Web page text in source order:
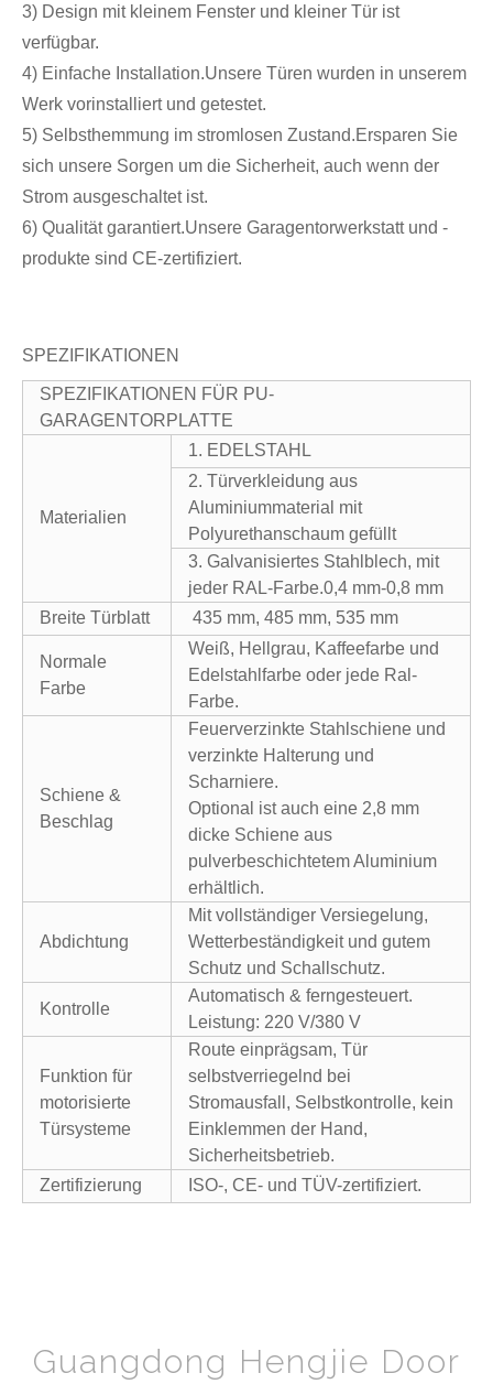
3) Design mit kleinem Fenster und kleiner Tür ist
verfügbar.
4) Einfache Installation.Unsere Türen wurden in unserem
Werk vorinstalliert und getestet.
5) Selbsthemmung im stromlosen Zustand.Ersparen Sie
sich unsere Sorgen um die Sicherheit, auch wenn der
Strom ausgeschaltet ist.
6) Qualität garantiert.Unsere Garagentorwerkstatt und -
produkte sind CE-zertifiziert.
SPEZIFIKATIONEN
SPEZIFIKATIONEN FÜR PU-
GARAGENTORPLATTE
Materialien
1. EDELSTAHL
2. Türverkleidung aus
Aluminiummaterial mit
Polyurethanschaum gefüllt
3. Galvanisiertes Stahlblech, mit
jeder RAL-Farbe.0,4 mm-0,8 mm
Breite Türblatt
435 mm, 485 mm, 535 mm
Normale
Farbe
Weiß, Hellgrau, Kaffeefarbe und
Edelstahlfarbe oder jede Ral-
Farbe.
Schiene &
Beschlag
Feuerverzinkte Stahlschiene und
verzinkte Halterung und
Scharniere.
Optional ist auch eine 2,8 mm
dicke Schiene aus
pulverbeschichtetem Aluminium
erhältlich.
Abdichtung
Mit vollständiger Versiegelung,
Wetterbeständigkeit und gutem
Schutz und Schallschutz.
Kontrolle
Automatisch & ferngesteuert.
Leistung: 220 V/380 V
Funktion für
motorisierte
Türsysteme
Route einprägsam, Tür
selbstverriegelnd bei
Stromausfall, Selbstkontrolle, kein
Einklemmen der Hand,
Sicherheitsbetrieb.
Zertifizierung
ISO-, CE- und TÜV-zertifiziert.
Guangdong Hengjie Door